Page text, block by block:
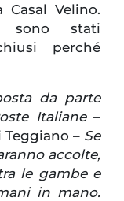
Velino.
stati
perché
da parte
Italiane–
– Se
accolte,
le gambe e
in mano.